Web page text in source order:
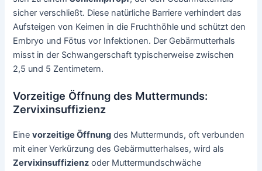
sicher verschließt. Diese natürliche Barriere verhindert das
Aufsteigen von Keimen in die Fruchthöhle und schützt den
Embryo und Fötus vor Infektionen. Der Gebärmutterhals
misst in der Schwangerschaft typischerweise zwischen
2,5 und 5 Zentimetern.
Vorzeitige Öffnung des Muttermunds:
Zervixinsuffizienz
Einevorzeitige Öffnung des Muttermunds, oft verbunden
mit einer Verkürzung des Gebärmutterhalses, wird als
Zervixinsuffizienz oder Muttermundschwäche